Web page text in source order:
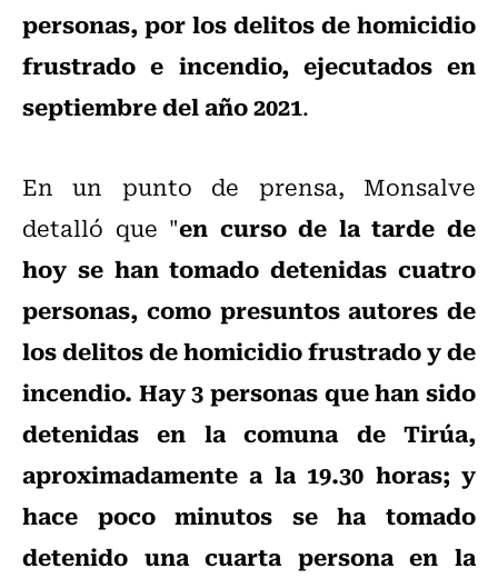
personas, por los delitos de homicidio
frustrado e incendio, ejecutados en
septiembre del año 2021.
En un punto de prensa, Monsalve
detalló que "en curso de la tarde de
hoy se han tomado detenidas cuatro
personas, como presuntos autores de
los delitos de homicidio frustrado y de
incendio. Hay 3 personas que han sido
detenidas en la comuna de Tirúa,
aproximadamente a la 19.30 horas; y
hace poco minutos se ha tomado
detenido una cuarta persona en la